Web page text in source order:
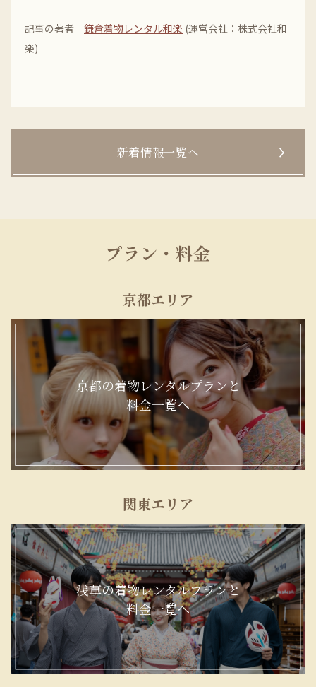
記事の著者 鎌倉着物レンタル和楽 (運営会社：株式会社和
楽)
新着情報一覧へ
プラン・料金
京都エリア
京都の着物レンタルプランと
料金一覧へ
関東エリア
浅草の着物レンタルプランと
料金一覧へ